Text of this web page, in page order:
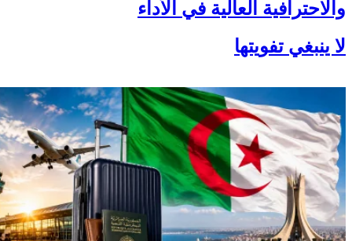
والاحترافية العالية في الأداء
لا ينبغي تفويتها